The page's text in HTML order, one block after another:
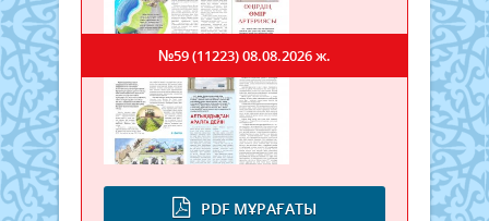
PDF МҰРАҒАТЫ
№59 (11223)08.08.2026 ж.